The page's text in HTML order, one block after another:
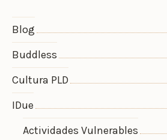
Blog
Buddless
Cultura PLD
IDue
Actividades Vulnerables